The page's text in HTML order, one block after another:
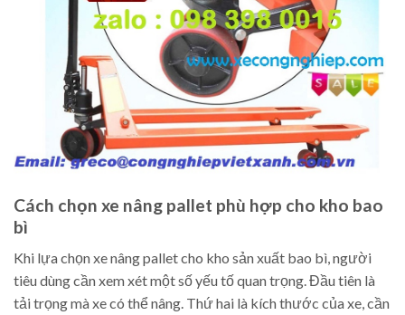
Cách chọn xe nâng pallet phù hợp cho kho bao
bì
Khi lựa chọn xe nâng pallet cho kho sản xuất bao bì, người
tiêu dùng cần xem xét một số yếu tố quan trọng. Đầu tiên là
tải trọng mà xe có thể nâng. Thứ hai là kích thước của xe, cần